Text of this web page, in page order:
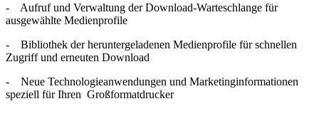
- Aufruf und Verwaltung der Download-Warteschlange für
ausgewählte Medienprofile
- Bibliothek der heruntergeladenen Medienprofile für schnellen
Zugriff und erneuten Download
- Neue Technologieanwendungen und Marketinginformationen
speziell für Ihren Großformatdrucker